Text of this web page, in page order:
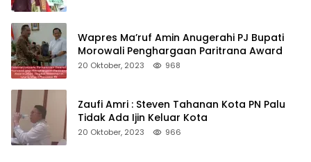
Wapres Ma’ruf Amin Anugerahi PJ Bupati
Morowali Penghargaan Paritrana Award
20 Oktober, 2023 968
Zaufi Amri : Steven Tahanan Kota PN Palu
Tidak Ada Ijin Keluar Kota
20 Oktober, 2023 966